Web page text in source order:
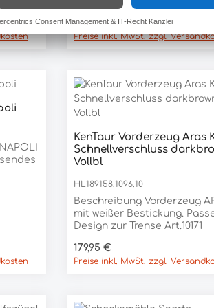
Regulärer Preis:
49,95 €
Preise inkl. MwSt. zzgl.
ProduktStück
KenTaur Vorderzeug Aras
Schnellverschluss
Vollbl
HL189158.1096.10
Beschreibung Vorderzeug ARR AS
mit weißer Bestickung.
Design zur Trense Art.10171
Regulärer Preis:
179,95 €
Preise inkl. MwSt. zzgl.